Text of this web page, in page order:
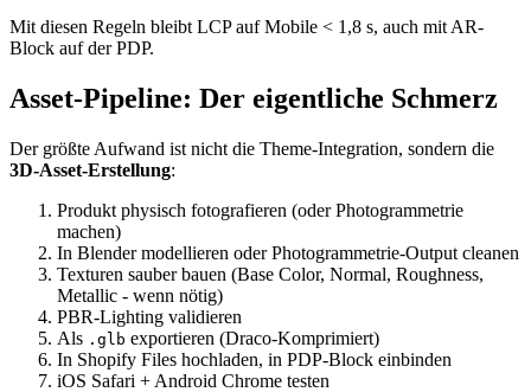
Mit diesen Regeln bleibt LCP auf Mobile < 1,8 s, auch mit AR-
Block auf der PDP.
Asset-Pipeline: Der eigentliche Schmerz
Der größte Aufwand ist nicht die Theme-Integration, sondern die
3D-Asset-Erstellung:
Produkt physisch fotografieren (oder Photogrammetrie
machen)
In Blender modellieren oder Photogrammetrie-Output cleanen
Texturen sauber bauen (Base Color, Normal, Roughness,
Metallic - wenn nötig)
PBR-Lighting validieren
Als .glb exportieren (Draco-Komprimiert)
In Shopify Files hochladen, in PDP-Block einbinden
iOS Safari + Android Chrome testen